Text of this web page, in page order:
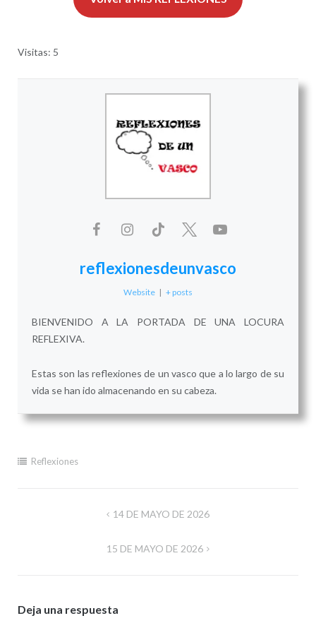
Visitas: 5
reflexionesdeunvasco
Website | + posts
BIENVENIDO A LA PORTADA DE UNA LOCURA
REFLEXIVA.
Estas son las reflexiones de un vasco que a lo largo de su
vida se han ido almacenando en su cabeza.
Reflexiones
14 DE MAYO DE 2026
15 DE MAYO DE 2026
Deja una respuesta